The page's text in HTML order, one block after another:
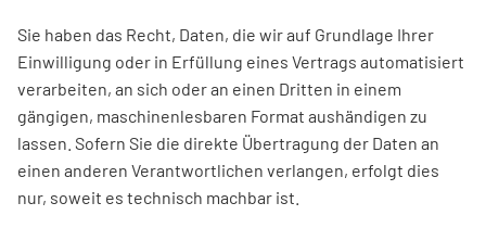
Sie haben das Recht, Daten, die wir auf Grundlage Ihrer
Einwilligung oder in Erfüllung eines Vertrags automatisiert
verarbeiten, an sich oder an einen Dritten in einem
gängigen, maschinenlesbaren Format aushändigen zu
lassen. Sofern Sie die direkte Übertragung der Daten an
einen anderen Verantwortlichen verlangen, erfolgt dies
nur, soweit es technisch machbar ist.